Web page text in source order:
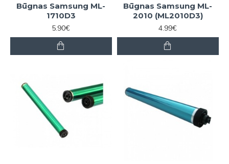
Būgnas Samsung ML-
1710D3
5.90€
Būgnas Samsung ML-
2010 (ML2010D3)
4.99€